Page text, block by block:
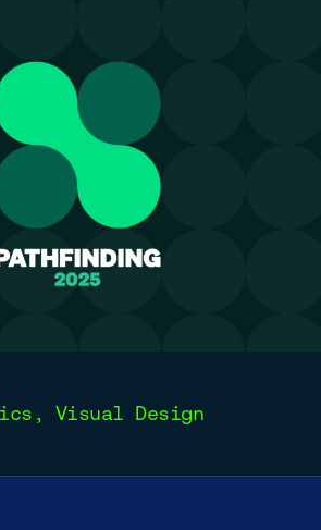
Visual Design